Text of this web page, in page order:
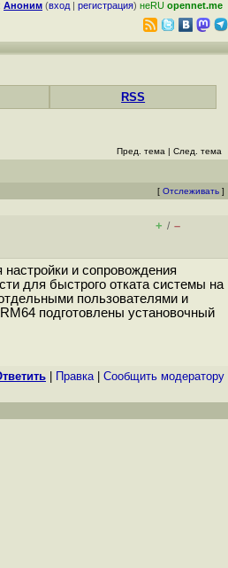
Аноним (вход | регистрация) неRU opennet.me
RSS
Пред. тема | След. тема
[ Отслеживать ]
+ / –
и сопровождения
для быстрого отката системы на
пользователями и
подготовлены установочный
Правка| Cообщить модератору